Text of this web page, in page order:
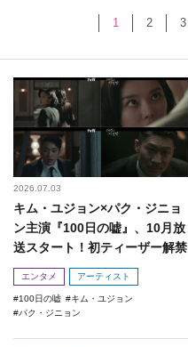
1 2 3
2026.07.03
キム・ユジョン×パク・ジニョ
ン主演『100日の嘘』、10月放
送スタート！初ティーザー解禁
エンタメ アーティスト
100日の嘘
キム・ユジョン
パク・ジニョン